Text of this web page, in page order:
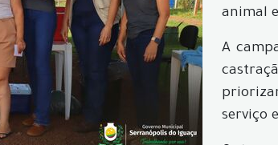
animal
A
serviço